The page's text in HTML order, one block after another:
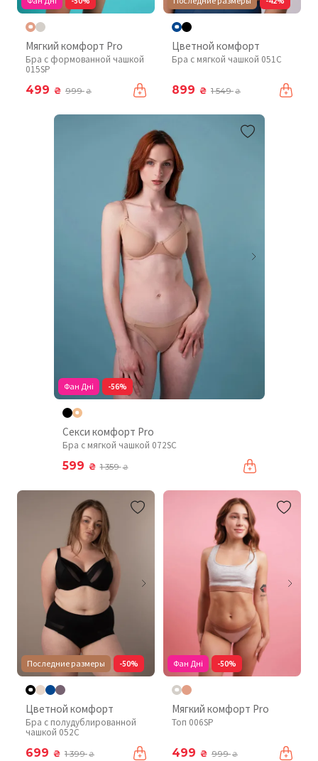
Мягкий комфорт Pro
Бра с формованной чашкой
015SP
499 ₴ 999₴
Цветной комфорт
Бра с мягкой чашкой 051C
899 ₴ 1 549₴
Фан Дні -56%
Секси комфорт Pro
Бра с мягкой чашкой 072SC
599 ₴ 1 359₴
Последние размеры -50%
Цветной комфорт
Бра с полудублированной
чашкой 052C
699 ₴ 1 399₴
Фан Дні -50%
Мягкий комфорт Pro
Топ 006SP
499 ₴ 999₴